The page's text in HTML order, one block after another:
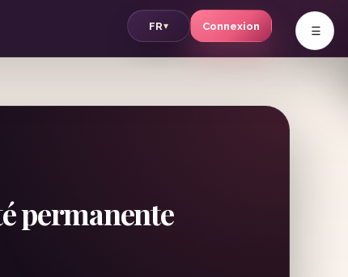
FR▾ Connexion v
permanente